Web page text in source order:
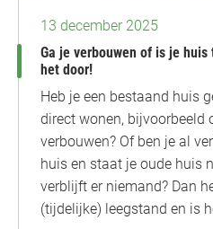
13 december 2025
Ga je verbouwen of is je
het door!
Heb je een bestaand huis
direct wonen, bijvoorbeeld
verbouwen? Of ben je al
huis en staat je oude huis
verblijft er niemand? Dan
(tijdelijke) leegstand en is